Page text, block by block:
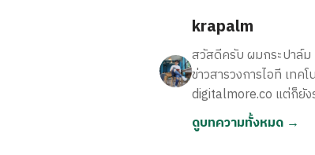
krapalm
สวัสดีครับ ผมกระปาล์
ข่าวสารวงการไอที เท
digitalmore.co แต่ก็ยั
ดูบทความทั้งหมด →